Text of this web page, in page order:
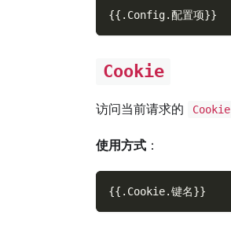
{{ . Config.配置项}}
Cookie
访问当前请求的 Cookie
使用方式 ：
{{ . Cookie.键名}}